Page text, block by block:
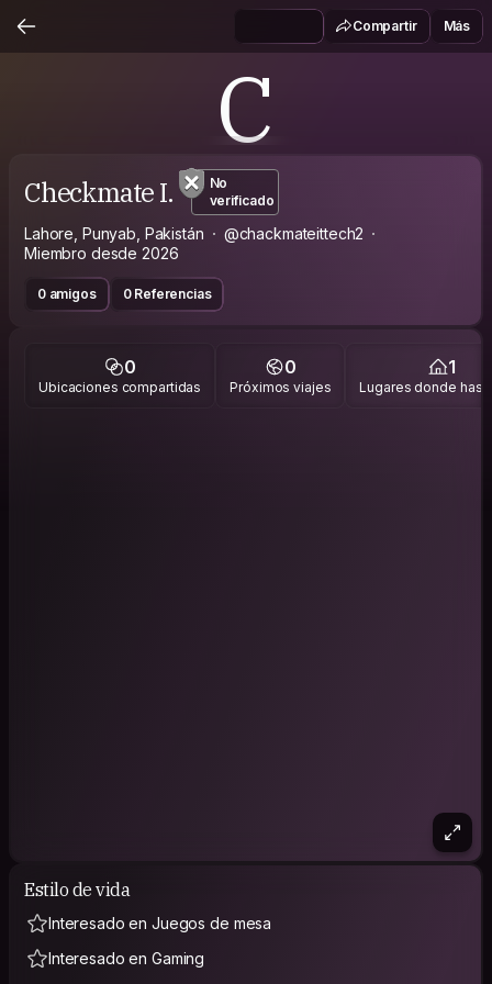
Compartir Más
C
Checkmate I.
No
verificado
Lahore, Punyab, Pakistán
@chackmateittech2
Miembro desde 2026
0 amigos 0 Referencias
0
Ubicaciones compartidas
0
Próximos viajes
1
Lugares donde has
Estilo de vida
Interesado en Juegos de mesa
Interesado en Gaming